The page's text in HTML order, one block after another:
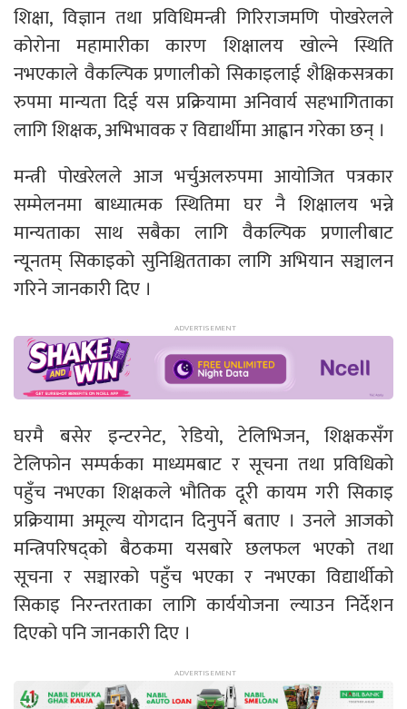
शिक्षा, विज्ञान तथा प्रविधिमन्त्री गिरिराजमणि पोखरेलले
कोरोना महामारीका कारण शिक्षालय खोल्ने स्थिति
नभएकाले वैकल्पिक प्रणालीको सिकाइलाई शैक्षिकसत्रका
रुपमा मान्यता दिई यस प्रक्रियामा अनिवार्य सहभागिताका
लागि शिक्षक, अभिभावक र विद्यार्थीमा आह्वान गरेका छन् ।
मन्त्री पोखरेलले आज भर्चुअलरुपमा आयोजित पत्रकार
सम्मेलनमा बाध्यात्मक स्थितिमा घर नै शिक्षालय भन्ने
मान्यताका साथ सबैका लागि वैकल्पिक प्रणालीबाट
न्यूनतम् सिकाइको सुनिश्चितताका लागि अभियान सञ्चालन
गरिने जानकारी दिए ।
घरमै बसेर इन्टरनेट, रेडियो, टेलिभिजन, शिक्षकसँग
टेलिफोन सम्पर्कका माध्यमबाट र सूचना तथा प्रविधिको
पहुँच नभएका शिक्षकले भौतिक दूरी कायम गरी सिकाइ
प्रक्रियामा अमूल्य योगदान दिनुपर्ने बताए । उनले आजको
मन्त्रिपरिषद्को बैठकमा यसबारे छलफल भएको तथा
सूचना र सञ्चारको पहुँच भएका र नभएका विद्यार्थीको
सिकाइ निरन्तरताका लागि कार्ययोजना ल्याउन निर्देशन
दिएको पनि जानकारी दिए ।